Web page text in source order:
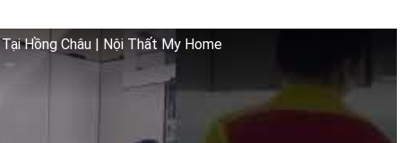
Hồng Châu | Nội Thất My Home